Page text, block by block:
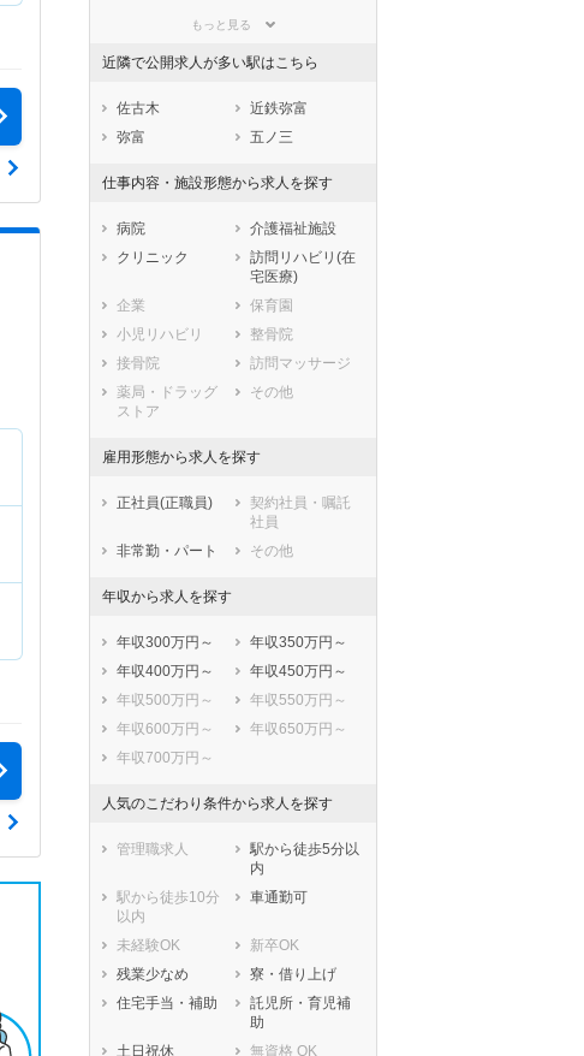
奈良県
香川県
愛媛県
高知県
福岡県
佐賀県
鹿児島県
沖縄県
名古屋市中村区
名古屋市中区
名古屋市港区
名古屋市南区
名古屋市守山区
名古屋市緑区
市部
豊橋市
岡崎市
一宮市
瀬戸市
春日井市
豊川市
津島市
碧南市
刈谷市
豊田市
安城市
西尾市
蒲郡市
江南市
小牧市
東海市
大府市
知多市
知立市
岩倉市
海部郡蟹江町
海部郡飛島村
知多郡東浦町
知多郡南知多町
知多郡美浜町
知多郡武豊町
額田郡幸田町
北設楽郡設楽町
北設楽郡東栄町
北設楽郡豊根村
もっと見る
近隣で公開求人が多い駅はこちら
佐古木
近鉄弥富
弥富
五ノ三
仕事内容・施設形態から求人を探す
病院
介護福祉施設
クリニック
訪問リハビリ(在
宅医療)
企業
保育園
小児リハビリ
整骨院
接骨院
訪問マッサージ
薬局・ドラッグ
ストア
その他
雇用形態から求人を探す
正社員(正職員)
契約社員・嘱託
社員
非常勤・パート
その他
年収から求人を探す
年収300万円～
年収350万円～
年収400万円～
年収450万円～
年収500万円～
年収550万円～
年収600万円～
年収650万円～
年収700万円～
人気のこだわり条件から求人を探す
管理職求人
駅から徒歩5分以
内
駅から徒歩10分
以内
車通勤可
未経験OK
新卒OK
残業少なめ
寮・借り上げ
住宅手当・補助
託児所・育児補
助
土日祝休
無資格 OK